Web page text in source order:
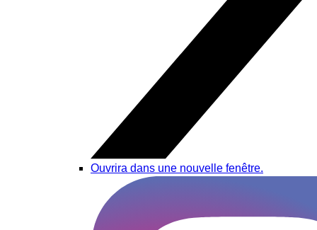
Ouvrira dans une nouvelle fenêtre.